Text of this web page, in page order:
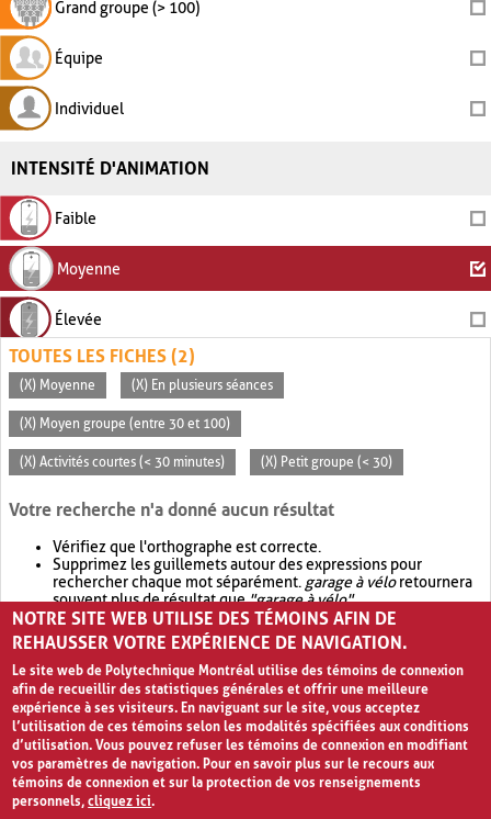
Grand groupe (> 100)
Équipe
Individuel
INTENSITÉ D'ANIMATION
Faible
Moyenne
Élevée
TOUTES LES FICHES (2)
(X) Moyenne (X) En plusieurs séances
(X) Moyen groupe (entre 30 et 100)
(X) Activités courtes (< 30 minutes) (X) Petit groupe (< 30)
Votre recherche n'a donné aucun résultat
Vérifiez que l'orthographe est correcte.
Supprimez les guillemets autour des expressions pour
rechercher chaque mot séparément. garage à véloretournera
souvent plus de résultat que"garage à vélo".
Envisagez d'élargir votre recherche avec OR.garage OR vélo
retournera souvent plus de résultat quegarage à vélo
NOTRE SITE WEB UTILISE DES TÉMOINS AFIN DE
REHAUSSER VOTRE EXPÉRIENCE DE NAVIGATION.
Le site web de Polytechnique Montréal utilise des témoins de connexion
afin de recueillir des statistiques générales et offrir une meilleure
expérience à ses visiteurs. En naviguant sur le site, vous acceptez
l’utilisation de ces témoins selon les modalités spécifiées aux conditions
d’utilisation. Vous pouvez refuser les témoins de connexion en modifiant
vos paramètres de navigation. Pour en savoir plus sur le recours aux
témoins de connexion et sur la protection de vos renseignements
personnels,cliquez ici.